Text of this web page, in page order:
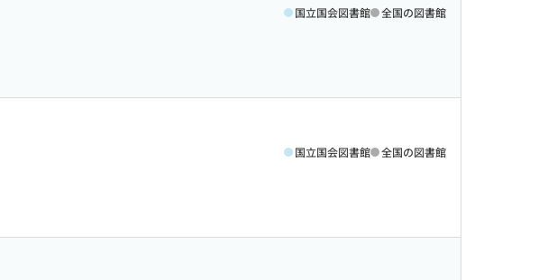
国立国会図書館 全国の図書館
国立国会図書館 全国の図書館